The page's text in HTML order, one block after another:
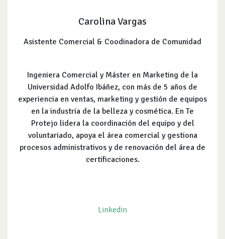
Carolina Vargas
Asistente Comercial & Coodinadora de Comunidad
Ingeniera Comercial y Máster en Marketing de la
Universidad Adolfo Ibáñez, con más de 5 años de
experiencia en ventas, marketing y gestión de equipos
en la industria de la belleza y cosmética. En Te
Protejo lidera la coordinación del equipo y del
voluntariado, apoya el área comercial y gestiona
procesos administrativos y de renovación del área de
certificaciones.
Linkedin